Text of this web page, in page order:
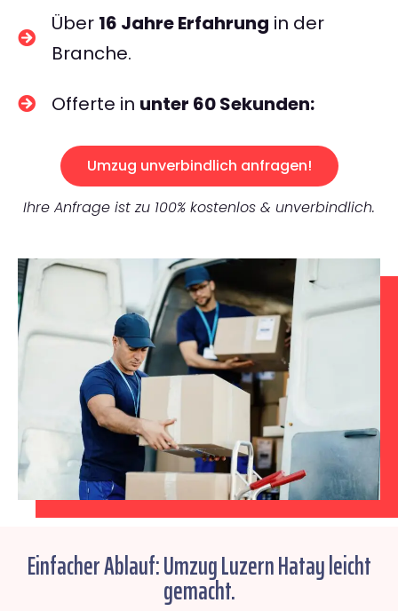
Über 16 Jahre Erfahrung in der
Branche.
Offerte in unter 60 Sekunden:
Umzug unverbindlich anfragen!
Ihre Anfrage ist zu 100% kostenlos & unverbindlich.
Einfacher Ablauf: Umzug Luzern Hatay leicht
gemacht.